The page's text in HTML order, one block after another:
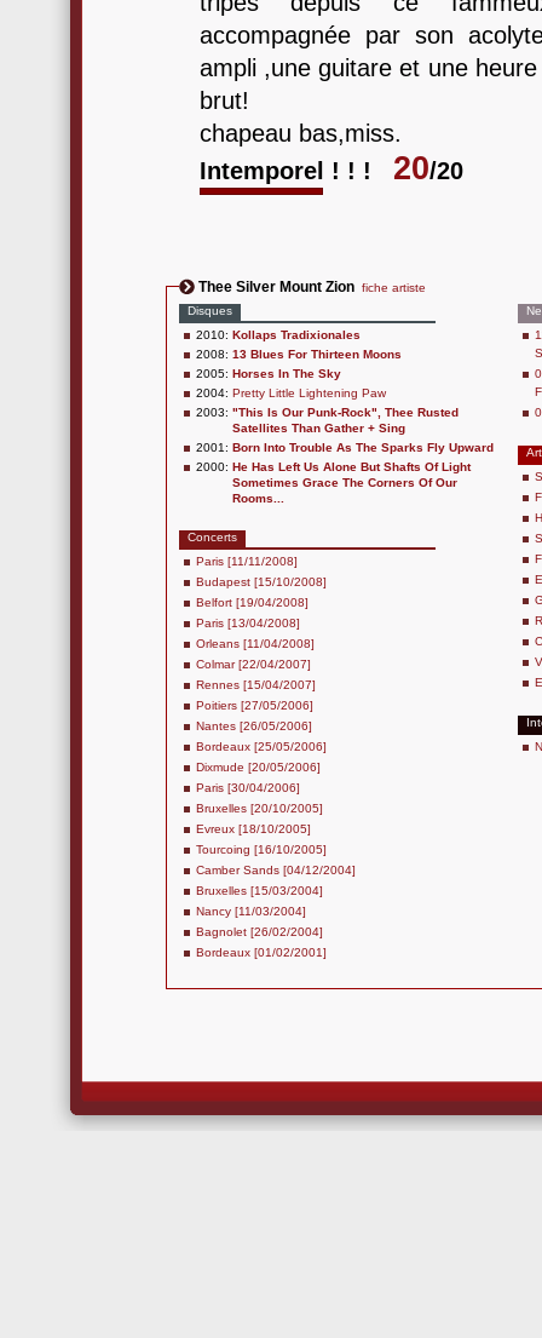
accompagnée par son
ampli ,une guitare et une
brut!
chapeau bas,miss.
Intemporel ! ! !
20/20
Thee Silver Mount Zion fiche artiste
Disques
2010: Kollaps Tradixionales
2008: 13 Blues For Thirteen Moons
2005: Horses In The Sky
2004: Pretty Little Lightening Paw
2003: "This Is Our Punk-Rock", Thee Rusted
Satellites Than Gather + Sing
2001: Born Into Trouble As The Sparks Fly Upward
2000: He Has Left Us Alone But Shafts Of Light
Sometimes Grace The Corners Of Our
Rooms...
Concerts
Paris [11/11/2008]
Budapest [15/10/2008]
Belfort [19/04/2008]
Paris [13/04/2008]
Orleans [11/04/2008]
Colmar [22/04/2007]
Rennes [15/04/2007]
Poitiers [27/05/2006]
Nantes [26/05/2006]
Bordeaux [25/05/2006]
Dixmude [20/05/2006]
Paris [30/04/2006]
Bruxelles [20/10/2005]
Evreux [18/10/2005]
Tourcoing [16/10/2005]
Camber Sands [04/12/2004]
Bruxelles [15/03/2004]
Nancy [11/03/2004]
Bagnolet [26/02/2004]
Bordeaux [01/02/2001]